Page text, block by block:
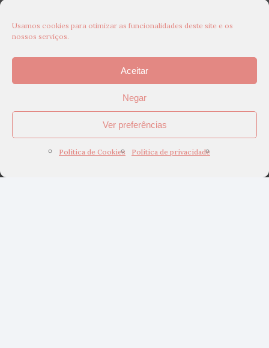
Usamos cookies para otimizar as funcionalidades deste site e os
nossos serviços.
Aceitar
Negar
Ver preferências
Política de Cookies Política de privacidade